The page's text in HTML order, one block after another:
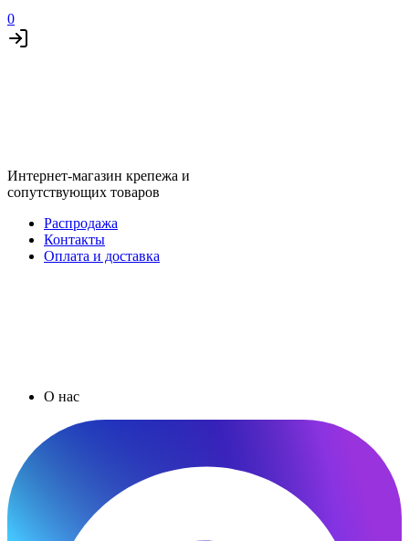
0
Интернет-магазин крепежа и
сопутствующих товаров
Распродажа
Контакты
Оплата и доставка
О нас